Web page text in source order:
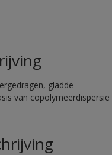
gladde
van copolymeerdispersie